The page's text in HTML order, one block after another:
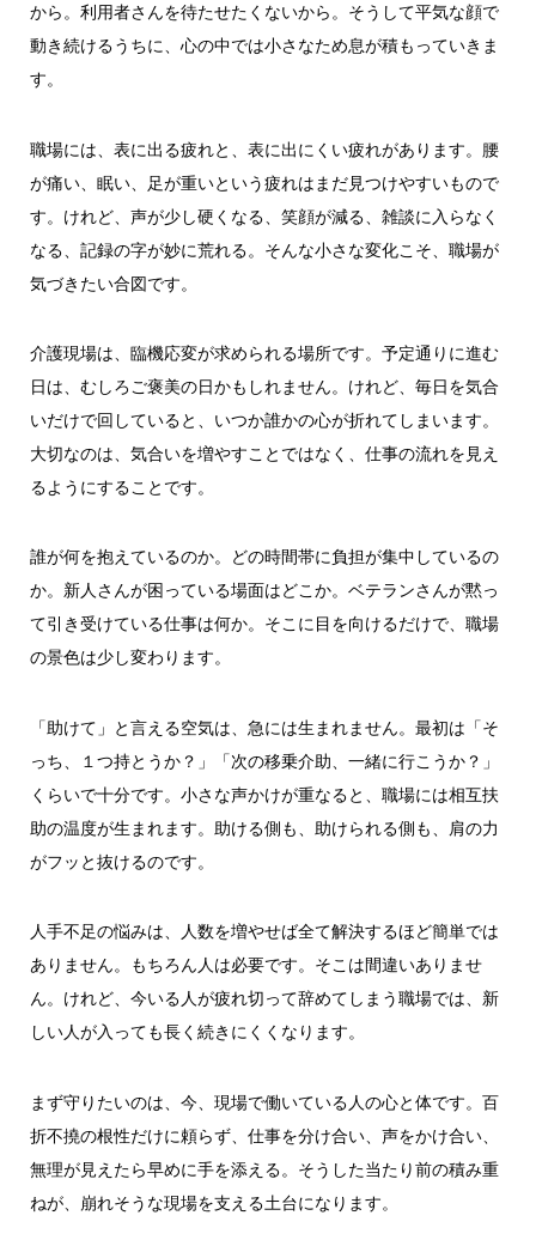
から。利用者さんを待たせたくないから。そうして平気な顔で
動き続けるうちに、心の中では小さなため息が積もっていきま
す。
職場には、表に出る疲れと、表に出にくい疲れがあります。腰
が痛い、眠い、足が重いという疲れはまだ見つけやすいもので
す。けれど、声が少し硬くなる、笑顔が減る、雑談に入らなく
なる、記録の字が妙に荒れる。そんな小さな変化こそ、職場が
気づきたい合図です。
介護現場は、臨機応変が求められる場所です。予定通りに進む
日は、むしろご褒美の日かもしれません。けれど、毎日を気合
いだけで回していると、いつか誰かの心が折れてしまいます。
大切なのは、気合いを増やすことではなく、仕事の流れを見え
るようにすることです。
誰が何を抱えているのか。どの時間帯に負担が集中しているの
か。新人さんが困っている場面はどこか。ベテランさんが黙っ
て引き受けている仕事は何か。そこに目を向けるだけで、職場
の景色は少し変わります。
「助けて」と言える空気は、急には生まれません。最初は「そ
っち、１つ持とうか？」「次の移乗介助、一緒に行こうか？」
くらいで十分です。小さな声かけが重なると、職場には相互扶
助の温度が生まれます。助ける側も、助けられる側も、肩の力
がフッと抜けるのです。
人手不足の悩みは、人数を増やせば全て解決するほど簡単では
ありません。もちろん人は必要です。そこは間違いありませ
ん。けれど、今いる人が疲れ切って辞めてしまう職場では、新
しい人が入っても長く続きにくくなります。
まず守りたいのは、今、現場で働いている人の心と体です。百
折不撓の根性だけに頼らず、仕事を分け合い、声をかけ合い、
無理が見えたら早めに手を添える。そうした当たり前の積み重
ねが、崩れそうな現場を支える土台になります。